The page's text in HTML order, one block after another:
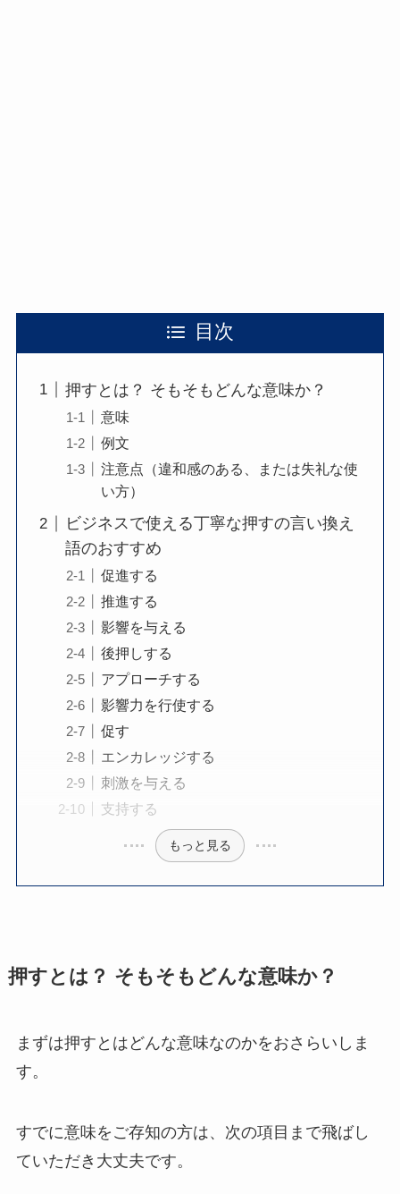
目次
押すとは？ そもそもどんな意味か？
意味
例文
注意点（違和感のある、または失礼な使
い方）
ビジネスで使える丁寧な押すの言い換え
語のおすすめ
促進する
推進する
影響を与える
後押しする
アプローチする
影響力を行使する
促す
エンカレッジする
刺激を与える
支持する
もっと見る
押すとは？ そもそもどんな意味か？
まずは押すとはどんな意味なのかをおさらいしま
す。
すでに意味をご存知の方は、次の項目まで飛ばし
ていただき大丈夫です。